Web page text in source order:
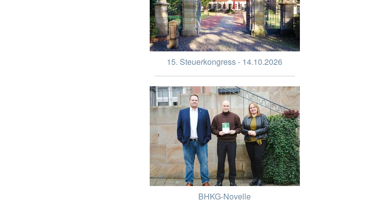
15. Steuerkongress - 14.10.2026
BHKG-Novelle